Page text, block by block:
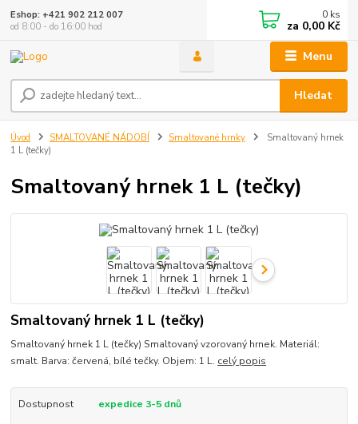
Menu
Hledat
Eshop: +421 902 212 007
od 8:00 - do 16:00 hod
0 ks
za 0,00 Kč
Úvod SMALTOVANÉ NÁDOBÍ Smaltované hrnky
Smaltovaný hrnek
1 L (tečky)
Smaltovaný hrnek 1 L (tečky)
Smaltovaný hrnek 1 L (tečky)
Smaltovaný hrnek 1 L (tečky) Smaltovaný vzorovaný hrnek. Materiál:
smalt. Barva: červená, bílé tečky. Objem: 1 L. celý popis
Dostupnost expedice 3-5 dnů